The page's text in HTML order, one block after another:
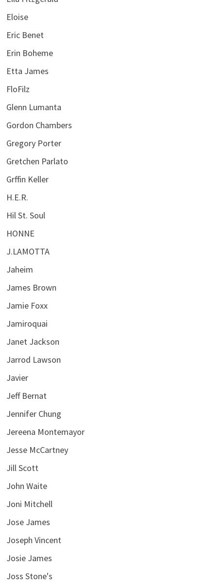
Eloise
Eric Benet
Erin Boheme
Etta James
FloFilz
Glenn Lumanta
Gordon Chambers
Gregory Porter
Gretchen Parlato
Grffin Keller
H.E.R.
Hil St. Soul
HONNE
J.LAMOTTA
Jaheim
James Brown
Jamie Foxx
Jamiroquai
Janet Jackson
Jarrod Lawson
Javier
Jeff Bernat
Jennifer Chung
Jereena Montemayor
Jesse McCartney
Jill Scott
John Waite
Joni Mitchell
Jose James
Joseph Vincent
Josie James
Joss Stone's